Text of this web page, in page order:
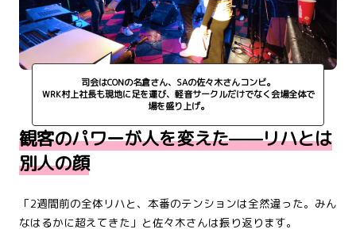
司会はCONの名倉さん、SAの佐々木さんコンビ。
WRK村上社長も現地に足を運び、軽音サークルだけでなく会場全体で
場を盛り上げ。
観客のパワーが人を変えた——リハとは
別人の顔
「2週間前の全体リハと、本番のテンションは全然違った。みん
なはるかに超えてきた」と佐々木さんは振り返ります。